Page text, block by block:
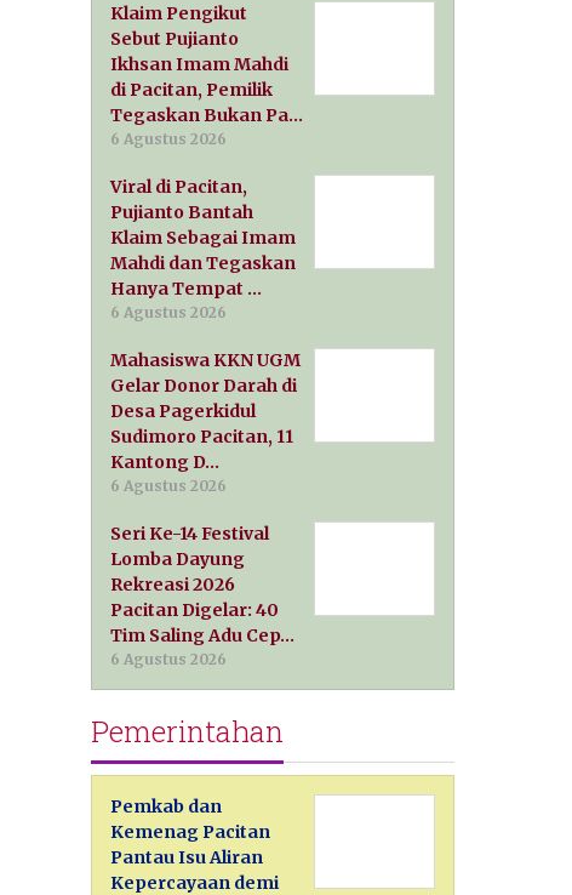
Klaim Pengikut
Sebut Pujianto
Ikhsan Imam Mahdi
di Pacitan, Pemilik
Tegaskan Bukan Pa…
6 Agustus 2026
Viral di Pacitan,
Pujianto Bantah
Klaim Sebagai Imam
Mahdi dan Tegaskan
Hanya Tempat …
6 Agustus 2026
Mahasiswa KKN UGM
Gelar Donor Darah di
Desa Pagerkidul
Sudimoro Pacitan, 11
Kantong D…
6 Agustus 2026
Seri Ke-14 Festival
Lomba Dayung
Rekreasi 2026
Pacitan Digelar: 40
Tim Saling Adu Cep…
6 Agustus 2026
Pemerintahan
Pemkab dan
Kemenag Pacitan
Pantau Isu Aliran
Kepercayaan demi